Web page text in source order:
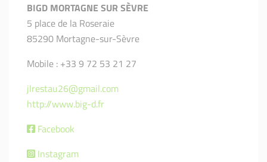
BIGD MORTAGNE SUR SÈVRE
5 place de la Roseraie
85290 Mortagne-sur-Sèvre
Mobile : +33 9 72 53 21 27
jlrestau26@gmail.com
http://www.big-d.fr
Facebook
Instagram